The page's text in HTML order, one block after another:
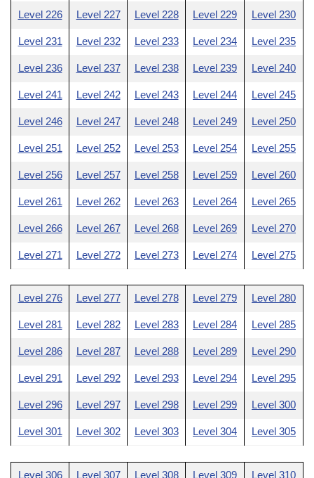
Level 226 Level 227 Level 228 Level 229 Level 230
Level 231 Level 232 Level 233 Level 234 Level 235
Level 236 Level 237 Level 238 Level 239 Level 240
Level 241 Level 242 Level 243 Level 244 Level 245
Level 246 Level 247 Level 248 Level 249 Level 250
Level 251 Level 252 Level 253 Level 254 Level 255
Level 256 Level 257 Level 258 Level 259 Level 260
Level 261 Level 262 Level 263 Level 264 Level 265
Level 266 Level 267 Level 268 Level 269 Level 270
Level 271 Level 272 Level 273 Level 274 Level 275
Level 276 Level 277 Level 278 Level 279 Level 280
Level 281 Level 282 Level 283 Level 284 Level 285
Level 286 Level 287 Level 288 Level 289 Level 290
Level 291 Level 292 Level 293 Level 294 Level 295
Level 296 Level 297 Level 298 Level 299 Level 300
Level 301 Level 302 Level 303 Level 304 Level 305
Level 306 Level 307 Level 308 Level 309 Level 310